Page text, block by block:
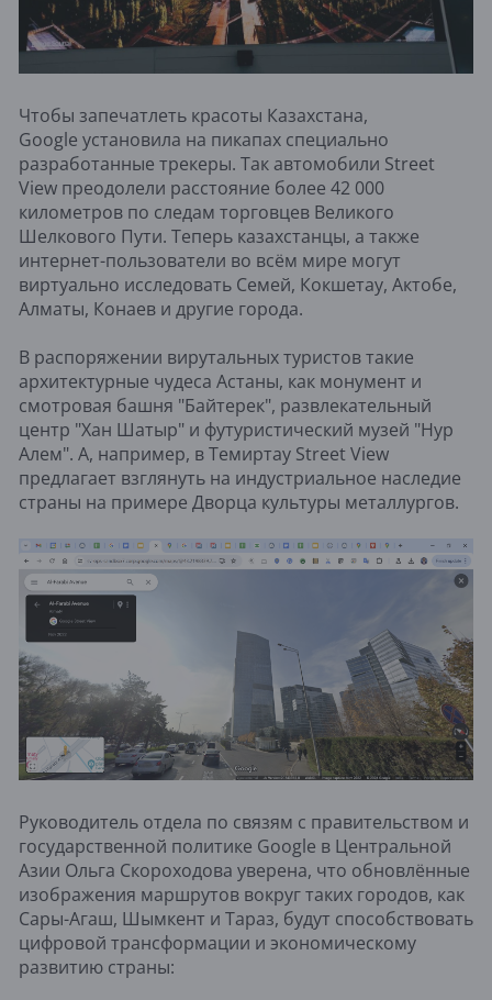
Чтобы запечатлеть красоты Казахстана,
Google установила на пикапах специально
разработанные трекеры. Так автомобили Street
View преодолели расстояние более 42 000
километров по следам торговцев Великого
Шелкового Пути. Теперь казахстанцы, а также
интернет-пользователи во всём мире могут
виртуально исследовать Семей, Кокшетау, Актобе,
Алматы, Конаев и другие города.
В распоряжении вирутальных туристов такие
архитектурные чудеса Астаны, как монумент и
смотровая башня "Байтерек", развлекательный
центр "Хан Шатыр" и футуристический музей "Нур
Алем". А, например, в Темиртау Street View
предлагает взглянуть на индустриальное наследие
страны на примере Дворца культуры металлургов.
Руководитель отдела по связям с правительством и
государственной политике Google в Центральной
Азии ​Ольга Скороходова уверена, что обновлённые
изображения маршрутов вокруг таких городов, как
Сары-Агаш, Шымкент и Тараз, будут способствовать
цифровой трансформации и экономическому
развитию страны: